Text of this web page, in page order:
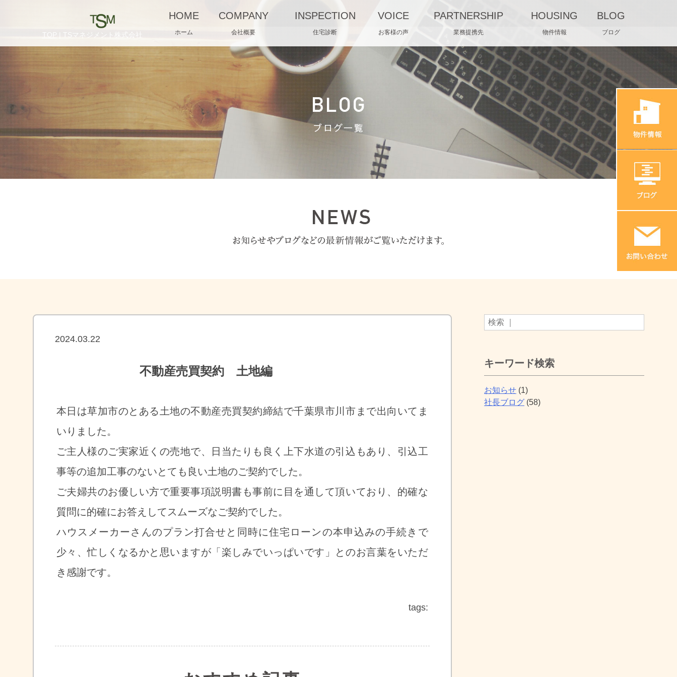
HOME
ホーム
COMPANY
会社概要
INSPECTION
住宅診断
VOICE
お客様の声
PARTNERSHIP
業務提携先
HOUSING
物件情報
BLOG
ブログ
TOP | TSマネジメント株式会社
2024.03.22
不動産売買契約 土地編
本日は草加市のとある土地の不動産売買契約締結で千葉県市川市まで出向いてま
いりました。
ご主人様のご実家近くの売地で、日当たりも良く上下水道の引込もあり、引込工
事等の追加工事のないとても良い土地のご契約でした。
ご夫婦共のお優しい方で重要事項説明書も事前に目を通して頂いており、的確な
質問に的確にお答えしてスムーズなご契約でした。
ハウスメーカーさんのプラン打合せと同時に住宅ローンの本申込みの手続きで
少々、忙しくなるかと思いますが「楽しみでいっぱいです」とのお言葉をいただ
き感謝です。
tags:
キーワード検索
お知らせ (1)
社長ブログ (58)